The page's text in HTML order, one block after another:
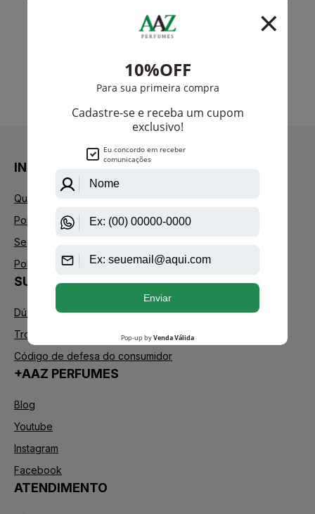
INSTITUCIONAL
Quem Somos
Política de Privacidade
Segurança
Política de Troca
SUPORTE
Dúvidas Frequentes
Trocas e Devoluções
Código de defesa do consumidor
+AAZ PERFUMES
Blog
Youtube
Instagram
Facebook
ATENDIMENTO